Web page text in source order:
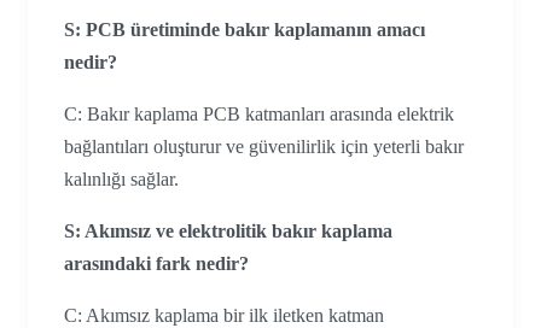
S: PCB üretiminde bakır kaplamanın amacı
nedir?
C: Bakır kaplama PCB katmanları arasında elektrik
bağlantıları oluşturur ve güvenilirlik için yeterli bakır
kalınlığı sağlar.
S: Akımsız ve elektrolitik bakır kaplama
arasındaki fark nedir?
C: Akımsız kaplama bir ilk iletken katman